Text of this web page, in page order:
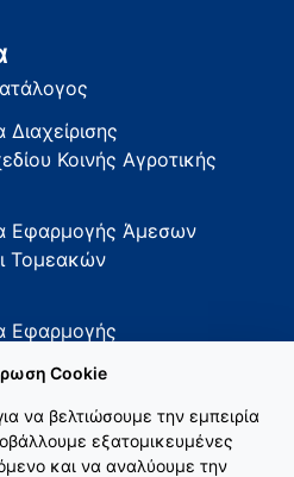
Διαχείρισης
Κοινής Αγροτικής
Εφαρμογής Άμεσων
Τομεακών
Εφαρμογής
Cookie
να βελτιώσουμε την εμπειρία
εξατομικευμένες
και να αναλύουμε την